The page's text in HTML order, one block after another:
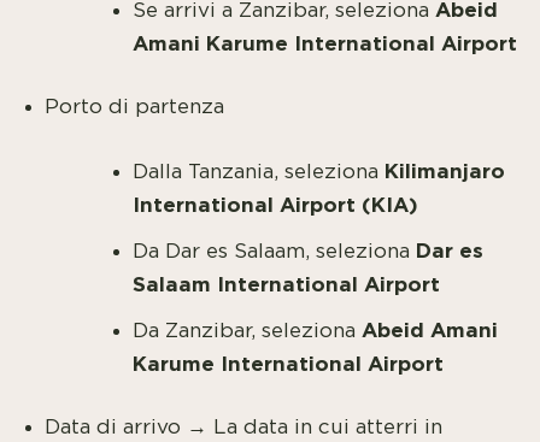
Se arrivi a Zanzibar, seleziona Abeid
Amani Karume International Airport
Porto di partenza
Dalla Tanzania, seleziona Kilimanjaro
International Airport (KIA)
Da Dar es Salaam, seleziona Dar es
Salaam International Airport
Da Zanzibar, seleziona Abeid Amani
Karume International Airport
Data di arrivo → La data in cui atterri in